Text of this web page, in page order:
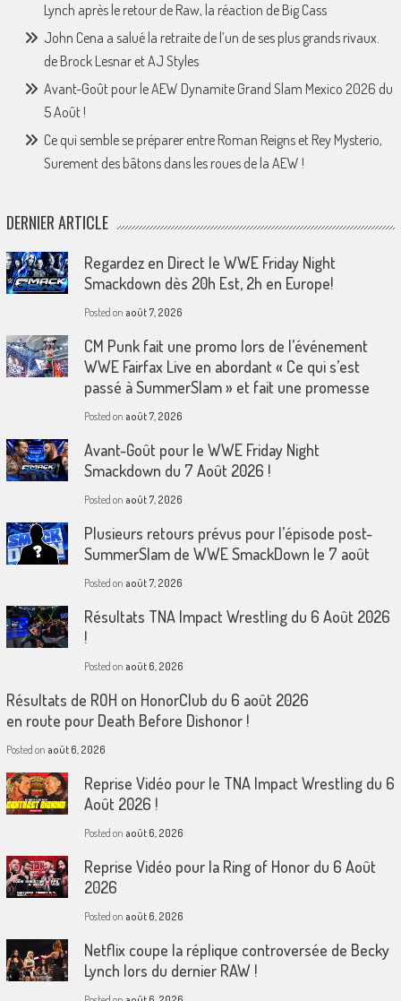
Lynch après le retour de Raw, la réaction de Big Cass
John Cena a salué la retraite de l’un de ses plus grands rivaux.
de Brock Lesnar et AJ Styles
Avant-Goût pour le AEW Dynamite Grand Slam Mexico 2026 du
5 Août !
Ce qui semble se préparer entre Roman Reigns et Rey Mysterio,
Surement des bâtons dans les roues de la AEW !
DERNIER ARTICLE
Regardez en Direct le WWE Friday Night
Smackdown dès 20h Est, 2h en Europe!
Posted on août 7, 2026
CM Punk fait une promo lors de l’événement
WWE Fairfax Live en abordant « Ce qui s’est
passé à SummerSlam » et fait une promesse
Posted on août 7, 2026
Avant-Goût pour le WWE Friday Night
Smackdown du 7 Août 2026 !
Posted on août 7, 2026
Plusieurs retours prévus pour l’épisode post-
SummerSlam de WWE SmackDown le 7 août
Posted on août 7, 2026
Résultats TNA Impact Wrestling du 6 Août 2026
!
Posted on août 6, 2026
Résultats de ROH on HonorClub du 6 août 2026
en route pour Death Before Dishonor !
Posted on août 6, 2026
Reprise Vidéo pour le TNA Impact Wrestling du 6
Août 2026 !
Posted on août 6, 2026
Reprise Vidéo pour la Ring of Honor du 6 Août
2026
Posted on août 6, 2026
Netflix coupe la réplique controversée de Becky
Lynch lors du dernier RAW !